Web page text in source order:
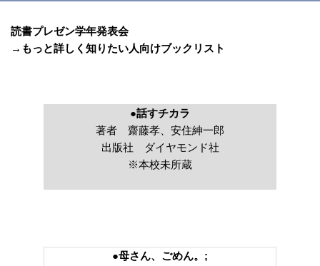
読書プレゼン学年発表会
→もっと詳しく知りたい人向けブックリスト
●話すチカラ
著者 齋藤孝、安住紳一郎
出版社 ダイヤモンド社
※本校未所蔵
●母さん、ごめん。;